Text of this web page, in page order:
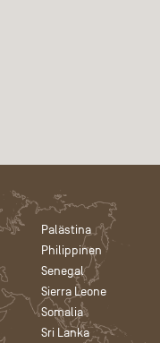
Palästina
Philippinen
Senegal
Sierra Leone
Somalia
Sri Lanka